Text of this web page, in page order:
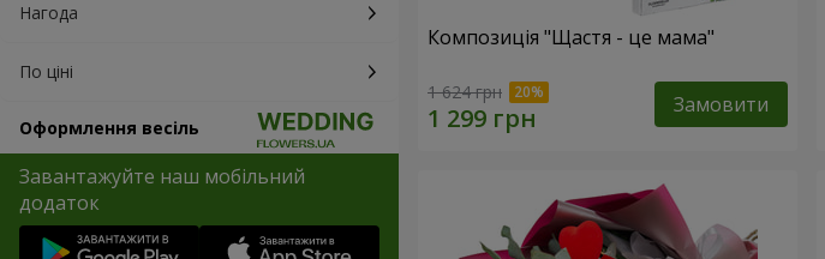
Нагода
По ціні
Оформлення весіль
Завантажуйте наш мобільний
додаток
Композиція "Щастя - це мама"
1 624 грн Замовити